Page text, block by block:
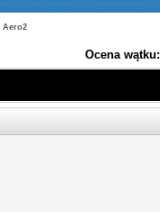
Aero2
Ocena wątku: